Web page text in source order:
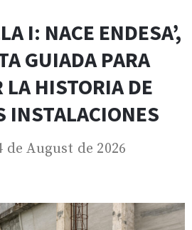
I: NACE ENDESA’,
GUIADA PARA
LA HISTORIA DE
INSTALACIONES
de August de 2026